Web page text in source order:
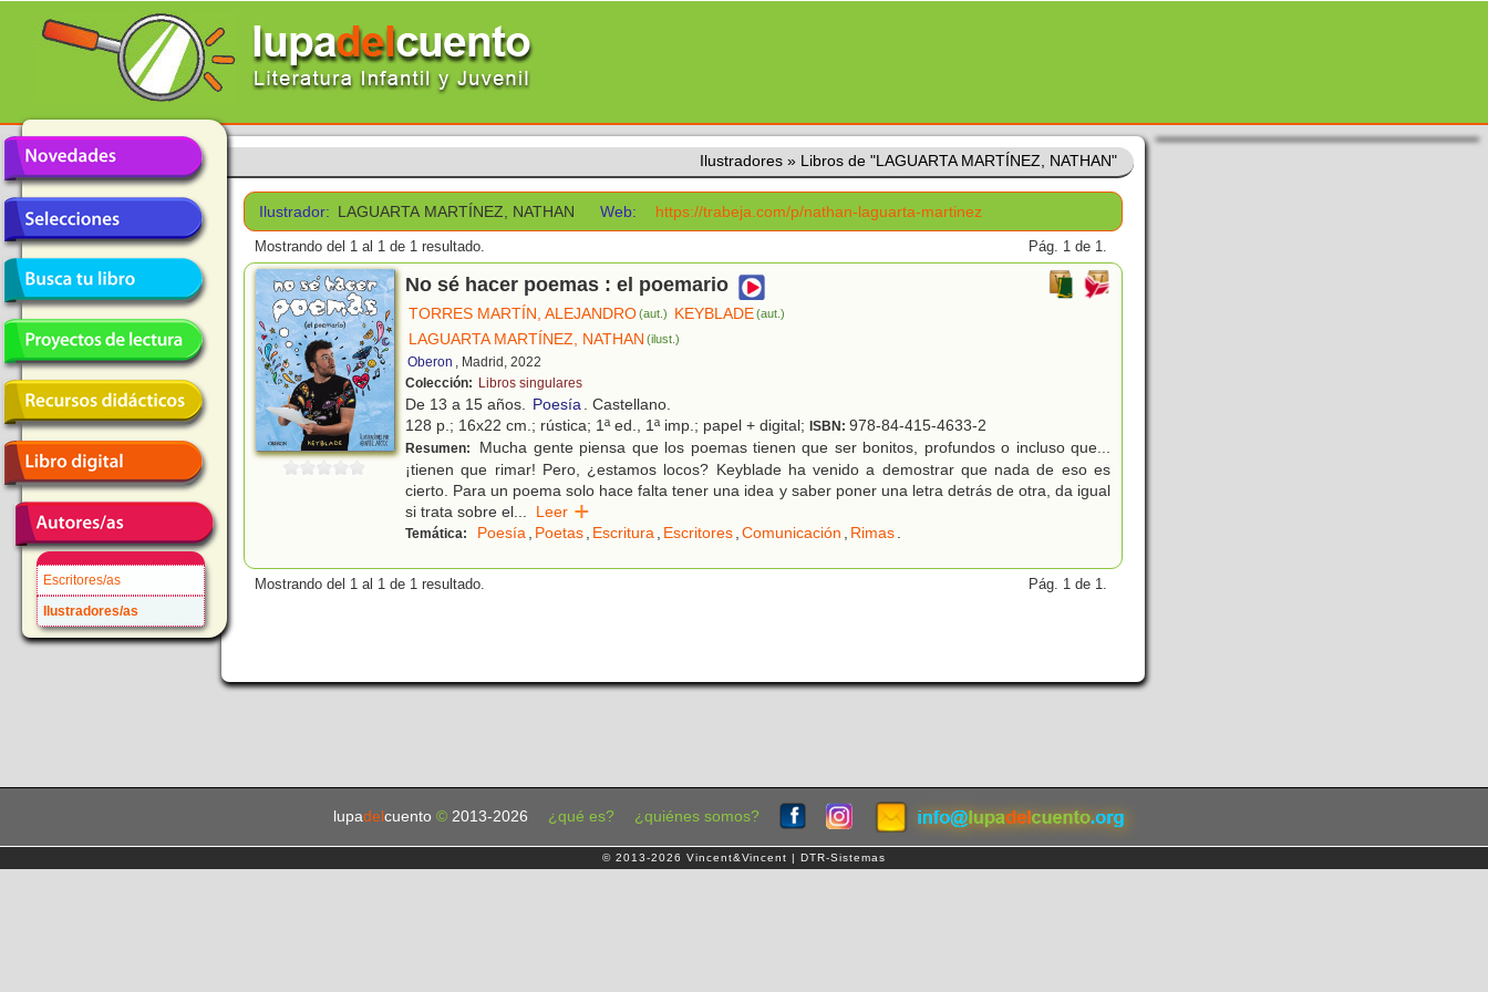
Escritores/as
Ilustradores/as
Ilustradores » Libros de "LAGUARTA MARTÍNEZ, NATHAN"
Ilustrador: LAGUARTA MARTÍNEZ, NATHAN Web: https://trabeja.com/p/nathan-laguarta-martinez
Mostrando del 1 al 1 de 1 resultado. Pág. 1 de 1.
No sé hacer poemas : el poemario
TORRES MARTÍN, ALEJANDRO(aut.) KEYBLADE(aut.)
LAGUARTA MARTÍNEZ, NATHAN (ilust.)
Oberon , Madrid, 2022
Colección: Libros singulares
De 13 a 15 años. Poesía. Castellano.
128 p.; 16x22 cm.; rústica; 1ª ed., 1ª imp.; papel + digital; ISBN: 978-84-415-4633-2
Resumen:
Mucha gente piensa que los poemas tienen que ser bonitos, profundos o incluso que...
¡tienen que rimar! Pero, ¿estamos locos? Keyblade ha venido a demostrar que nada de eso es
cierto. Para un poema solo hace falta tener una idea y saber poner una letra detrás de otra, da igual
si trata sobre el... Leer
Temática: Poesía, Poetas, Escritura, Escritores,Comunicación , Rimas.
Mostrando del 1 al 1 de 1 resultado. Pág. 1 de 1.
lupadel cuento © 2013-2026 ¿qué es? ¿quiénes somos?
© 2013-2026 Vincent&Vincent | DTR-Sistemas